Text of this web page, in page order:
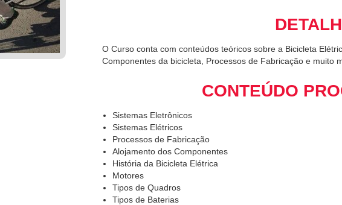
O Curso conta com conteúdos teóricos sobre a Bicicleta
Componentes da bicicleta, Processos de Fabricação e muito
CONTEÚDO
Sistemas Eletrônicos
Sistemas Elétricos
Processos de Fabricação
Alojamento dos Componentes
História da Bicicleta Elétrica
Motores
Tipos de Quadros
Tipos de Baterias